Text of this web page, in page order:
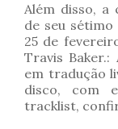
Além disso, a
de seu
25 de
Travis Baker.:
em tradução
disco, com
tracklist,